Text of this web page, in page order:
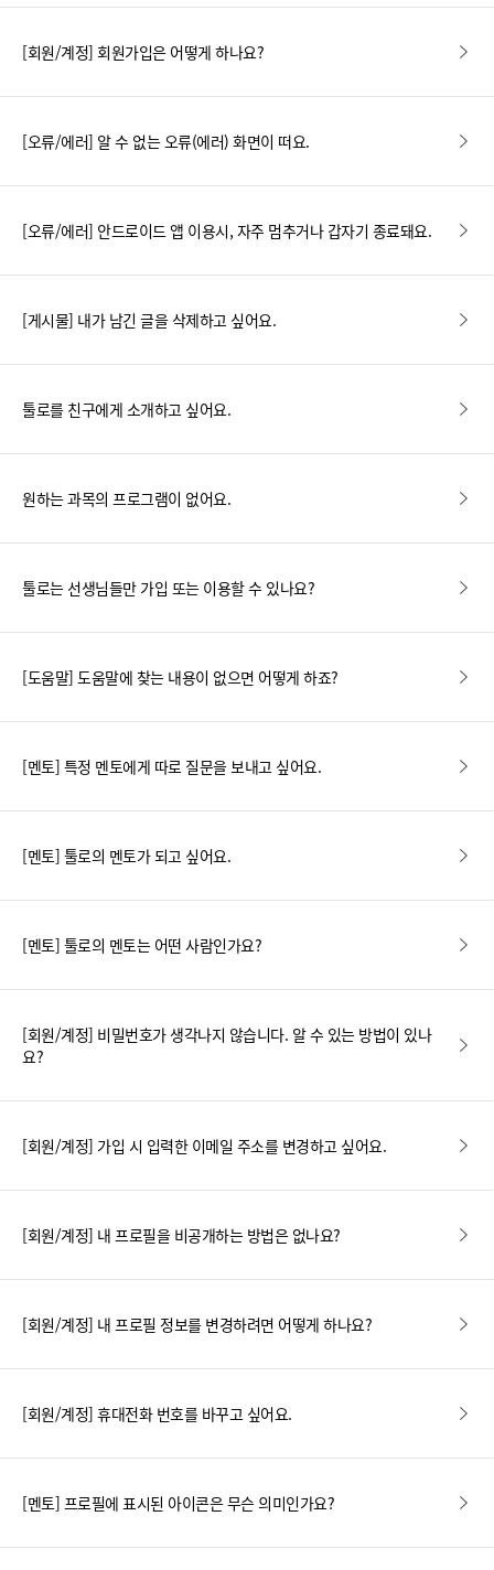
[회원/계정] 회원가입은 어떻게 하나요?
[오류/에러] 알 수 없는 오류(에러) 화면이 떠요.
[오류/에러] 안드로이드 앱 이용시, 자주 멈추거나 갑자기 종료돼요.
[게시물] 내가 남긴 글을 삭제하고 싶어요.
툴로를 친구에게 소개하고 싶어요.
원하는 과목의 프로그램이 없어요.
툴로는 선생님들만 가입 또는 이용할 수 있나요?
[도움말] 도움말에 찾는 내용이 없으면 어떻게 하죠?
[멘토] 특정 멘토에게 따로 질문을 보내고 싶어요.
[멘토] 툴로의 멘토가 되고 싶어요.
[멘토] 툴로의 멘토는 어떤 사람인가요?
[회원/계정] 비밀번호가 생각나지 않습니다. 알 수 있는 방법이 있나
요?
[회원/계정] 가입 시 입력한 이메일 주소를 변경하고 싶어요.
[회원/계정] 내 프로필을 비공개하는 방법은 없나요?
[회원/계정] 내 프로필 정보를 변경하려면 어떻게 하나요?
[회원/계정] 휴대전화 번호를 바꾸고 싶어요.
[멘토] 프로필에 표시된 아이콘은 무슨 의미인가요?